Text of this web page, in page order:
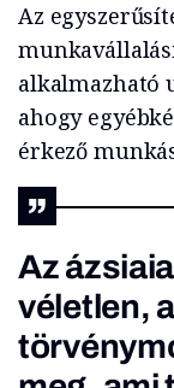
Az
alkalmazható
ahogy
érkező
Az
véletlen,